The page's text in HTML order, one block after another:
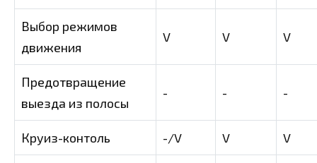
Выбор режимов
движения
V V V
Предотвращение
выезда из полосы
- - -
Круиз-контоль -/V V V